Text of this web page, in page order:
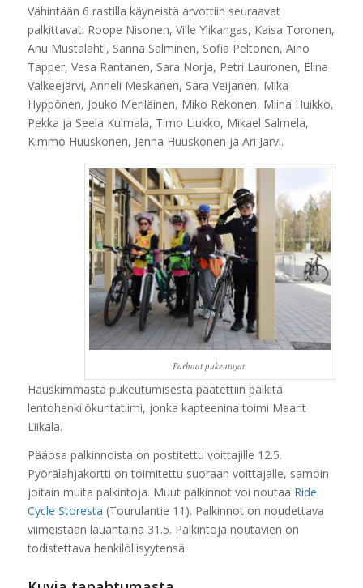
Vähintään 6 rastilla käyneistä arvottiin seuraavat
palkittavat: Roope Nisonen, Ville Ylikangas, Kaisa Toronen,
Anu Mustalahti, Sanna Salminen, Sofia Peltonen, Aino
Tapper, Vesa Rantanen, Sara Norja, Petri Lauronen, Elina
Valkeejärvi, Anneli Meskanen, Sara Veijanen, Mika
Hyppönen, Jouko Meriläinen, Miko Rekonen, Miina Huikko,
Pekka ja Seela Kulmala, Timo Liukko, Mikael Salmela,
Kimmo Huuskonen, Jenna Huuskonen ja Ari Järvi.
Parhaat pukeutujat.
Hauskimmasta pukeutumisesta päätettiin palkita
lentohenkilökuntatiimi, jonka kapteenina toimi Maarit
Liikala.
Pääosa palkinnoista on postitettu voittajille 12.5.
Pyörälahjakortti on toimitettu suoraan voittajalle, samoin
joitain muita palkintoja. Muut palkinnot voi noutaa Ride
Cycle Storesta (Tourulantie 11). Palkinnot on noudettava
viimeistään lauantaina 31.5. Palkintoja noutavien on
todistettava henkilöllisyytensä.